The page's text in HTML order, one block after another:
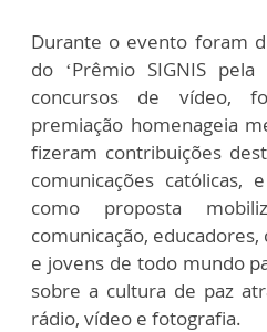
Durante o evento foram
do ‘Prêmio SIGNIS
concursos de vídeo,
premiação homenageia
fizeram contribuições
comunicações católicas,
como proposta
comunicação,
e jovens de todo mundo
sobre a cultura de paz
rádio, vídeo e fotografia.